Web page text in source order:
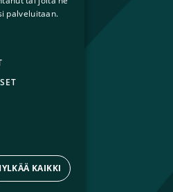
palveluitaan.
KAIKKI